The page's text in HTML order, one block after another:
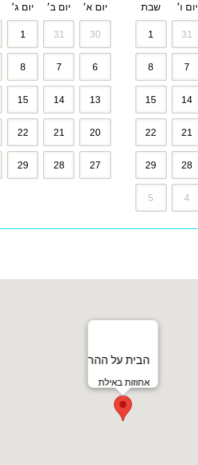
יום ו׳ שבת
31
1
7
8
14
15
21
22
28
29
4
5
יום א׳ יום ב׳ יום ג׳
30
31
1
6
7
8
13
14
15
20
21
22
27
28
29
הבית על ההר
אחוזות באילת